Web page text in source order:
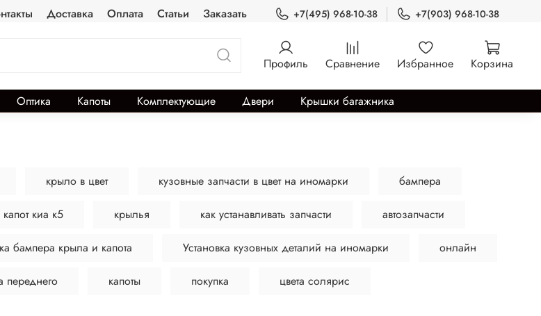
Доставка Оплата Статьи Заказать +7(495) 968-10-38 +7(903) 968-10-38
Профиль Сравнение Избранное Корзина
Оптика Капоты Комплектующие Двери Крышки багажника
крыло в цвет кузовные запчасти в цвет на иномарки бампера
капот киа к5 крылья как устанавливать запчасти автозапчасти
бампера крыла и капота Установка кузовных деталий на иномарки онлайн
переднего капоты покупка цвета солярис